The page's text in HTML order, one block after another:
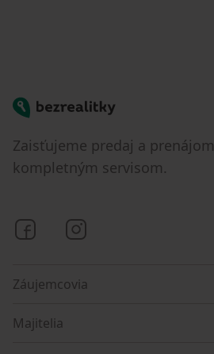
Bezrealitky
Zaisťujeme predaj a
kompletným servisom.
Bezrealitky na Facebooku
Záujemcovia
Majitelia